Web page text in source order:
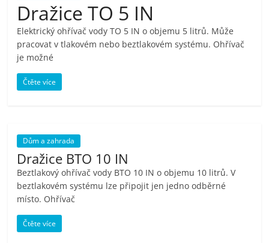
pračky,
televize,
notebooky,
mobilní
telefony,
kávovary,
bazény
Dražice TO 5 IN
Elektrický ohřívač vody TO 5 IN o objemu 5 litrů. Může
pracovat v tlakovém nebo beztlakovém systému. Ohřívač
je možné
Čtěte více
Dům a zahrada
Dražice BTO 10 IN
Beztlakový ohřívač vody BTO 10 IN o objemu 10 litrů. V
beztlakovém systému lze připojit jen jedno odběrné
místo. Ohřívač
Čtěte více